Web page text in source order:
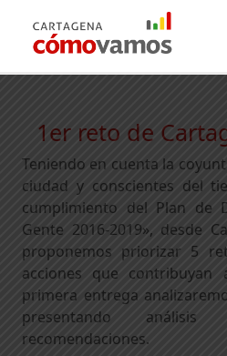
1er reto de
Teniendo en cuenta la
ciudad y conscientes del
cumplimiento del Plan de
Gente 2016-2019», desde
proponemos priorizar 5
acciones que contribuyan
primera entrega
presentando
recomendaciones.